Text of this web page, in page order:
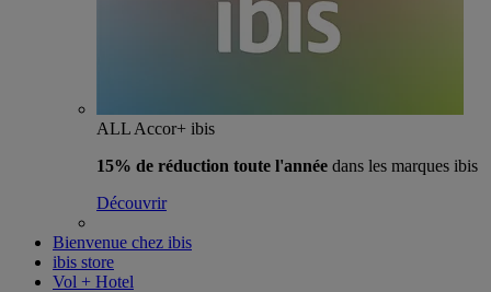
ALL Accor+ ibis
15% de réduction toute l'année dans les marques ibis
Découvrir
Bienvenue chez ibis
ibis store
Vol + Hotel